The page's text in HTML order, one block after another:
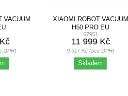
VACUUM
DPH)
XIAOMI ROBOT VACUUM
H50 PRO EU
67951
11 999 Kč
9 917 Kč (bez DPH)
Skladem